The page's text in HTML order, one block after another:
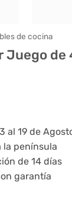
de cocina
Juego de
al 19 de
la península
de 14 días
garantía